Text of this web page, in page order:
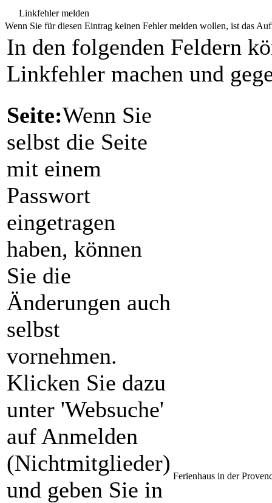
Linkfehler melden
Wenn Sie für diesen Eintrag keinen Fehler melden wollen, ist das
In den folgenden Feldern
Linkfehler machen und
Seite:Wenn Sie
selbst die Seite
mit einem
Passwort
eingetragen
haben, können
Sie die
Änderungen auch
selbst
vornehmen.
Klicken Sie dazu
unter 'Websuche'
auf Anmelden
(Nichtmitglieder)
und geben Sie in
Ferienhaus in der